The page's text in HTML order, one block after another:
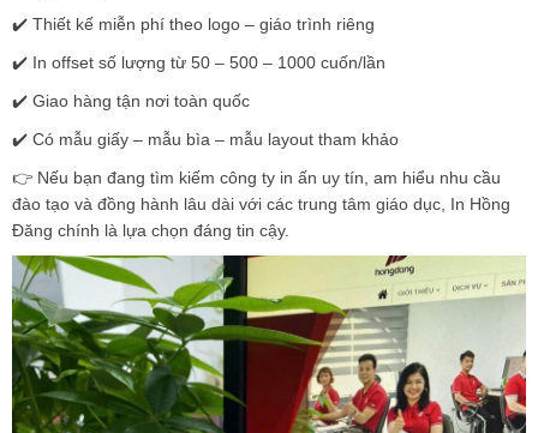
✔️ Thiết kế miễn phí theo logo – giáo trình riêng
✔️ In offset số lượng từ 50 – 500 – 1000 cuốn/lần
✔️ Giao hàng tận nơi toàn quốc
✔️ Có mẫu giấy – mẫu bìa – mẫu layout tham khảo
👉 Nếu bạn đang tìm kiếm công ty in ấn uy tín , am hiểu nhu cầu
đào tạo và đồng hành lâu dài với các trung tâm giáo dục, In Hồng
Đăng chính là lựa chọn đáng tin cậy.